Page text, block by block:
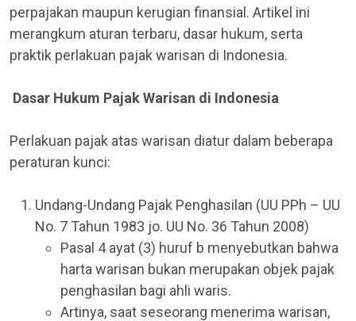
perpajakan maupun kerugian finansial. Artikel ini
merangkum aturan terbaru, dasar hukum, serta
praktik perlakuan pajak warisan di Indonesia.
Dasar Hukum Pajak Warisan di Indonesia
Perlakuan pajak atas warisan diatur dalam beberapa
peraturan kunci:
Undang-Undang Pajak Penghasilan (UU PPh – UU
No. 7 Tahun 1983 jo. UU No. 36 Tahun 2008)
Pasal 4 ayat (3) huruf b menyebutkan bahwa
harta warisan bukan merupakan objek pajak
penghasilan bagi ahli waris.
Artinya, saat seseorang menerima warisan,